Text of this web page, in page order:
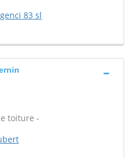
83 sl
toiture -